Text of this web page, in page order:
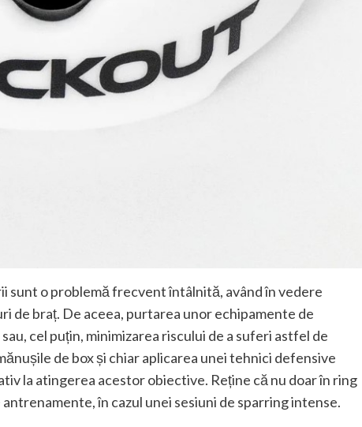
sunt o problemă frecvent întâlnită, având în vedere
de braț. De aceea, purtarea unor echipamente de
cel puțin, minimizarea riscului de a suferi astfel de
de box și chiar aplicarea unei tehnici defensive
la atingerea acestor obiective. Reține că nu doar în ring
în cazul unei sesiuni de sparring intense.